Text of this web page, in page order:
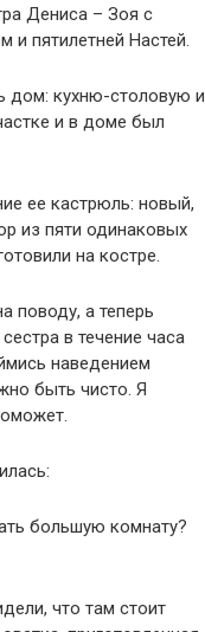
Дениса – Зоя с
и пятилетней Настей.
дом: кухню-столовую и
и в доме был
ее кастрюль: новый,
из пяти одинаковых
на костре.
поводу, а теперь
в течение часа
наведением
быть чисто. Я
большую комнату?
что там стоит